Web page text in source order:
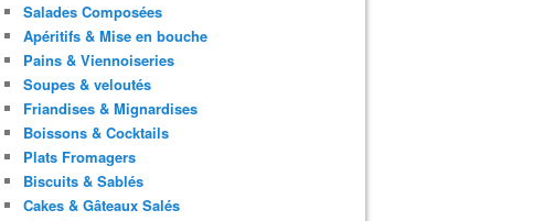
Salades Composées
Apéritifs & Mise en bouche
Pains & Viennoiseries
Soupes & veloutés
Friandises & Mignardises
Boissons & Cocktails
Plats Fromagers
Biscuits & Sablés
Cakes & Gâteaux Salés